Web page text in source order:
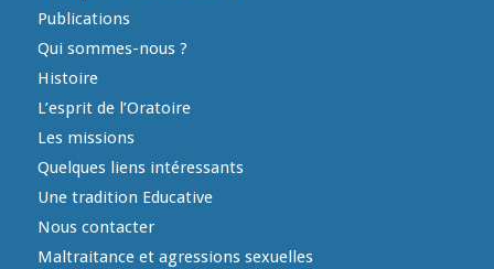
Publications
Qui sommes-nous ?
Histoire
L’esprit de l’Oratoire
Les missions
Quelques liens intéressants
Une tradition Educative
Nous contacter
Maltraitance et agressions sexuelles